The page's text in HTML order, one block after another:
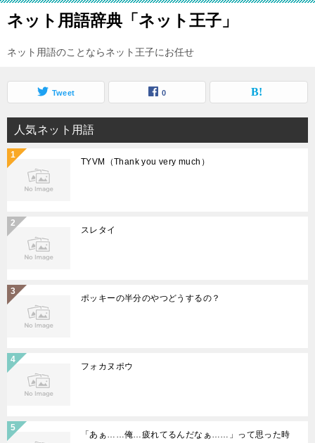
ネット用語辞典「ネット王子」
ネット用語のことならネット王子にお任せ
Tweet 0
人気ネット用語
TYVM（Thank you very much）
スレタイ
ポッキーの半分のやつどうするの？
フォカヌポウ
「あぁ……俺…疲れてるんだなぁ……」って思った時